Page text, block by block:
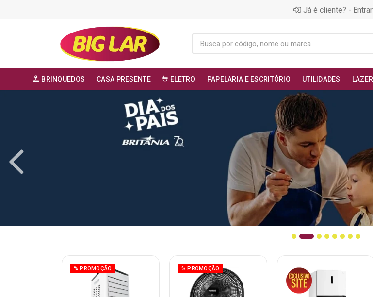
Já é cliente? - Entrar
BRINQUEDOS CASA PRESENTE ELETRO PAPELARIA E ESCRITÓRIO UTILIDADES LAZER
% PROMOÇÃO % PROMOÇÃO